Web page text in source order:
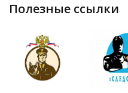
полезные ссылки